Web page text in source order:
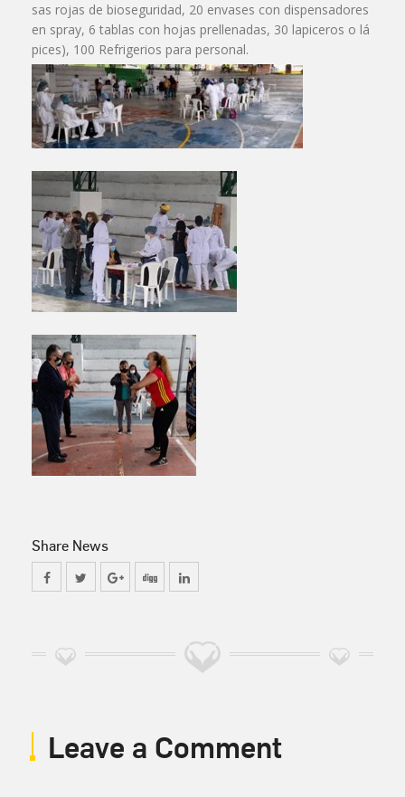
sas rojas de bioseguridad, 20 envases con dispensadores
en spray, 6 tablas con hojas prellenadas, 30 lapiceros o lá
pices), 100 Refrigerios para personal.
Share News
Leave a Comment